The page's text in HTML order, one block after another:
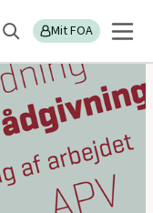
Søg Mit FOA